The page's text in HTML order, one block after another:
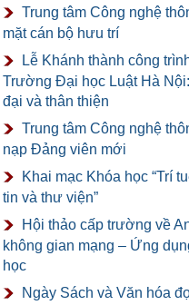
Trung tâm Công nghệ
mặt cán bộ hưu trí
Lễ Khánh thành công
Trường Đại học Luật Hà
đại và thân thiện
Trung tâm Công nghệ
nạp Đảng viên mới
Khai mạc Khóa học “Trí
tin và thư viện”
Hội thảo cấp trường về
không gian mạng – Ứng
học
Ngày Sách và Văn hóa